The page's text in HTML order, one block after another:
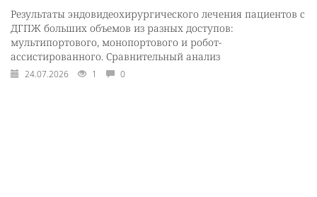
Результаты эндовидеохирургического лечения пациентов с
ДГПЖ больших объемов из разных доступов:
мультипортового, монопортового и робот-
ассистированного. Сравнительный анализ
24.07.2026 1 0